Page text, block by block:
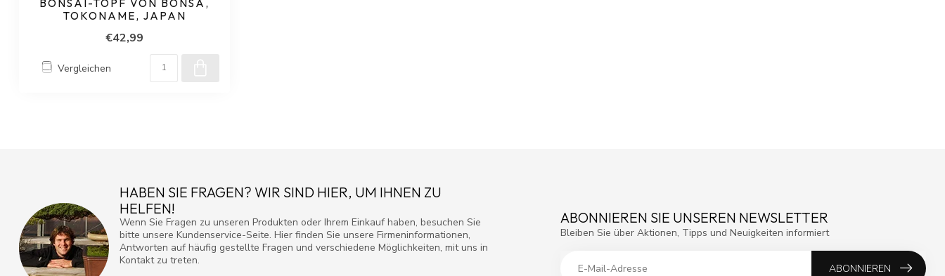
BONSAI-TOPF VON BONSA,
TOKONAME, JAPAN
€42,99
Vergleichen
HABEN SIE FRAGEN? WIR SIND HIER, UM IHNEN ZU
HELFEN!
Wenn Sie Fragen zu unseren Produkten oder Ihrem Einkauf haben, besuchen Sie
bitte unsere Kundenservice-Seite. Hier finden Sie unsere Firmeninformationen,
Antworten auf häufig gestellte Fragen und verschiedene Möglichkeiten, mit uns in
Kontakt zu treten.
ABONNIEREN SIE UNSEREN NEWSLETTER
Bleiben Sie über Aktionen, Tipps und Neuigkeiten informiert
ABONNIEREN